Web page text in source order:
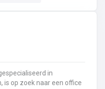
eveneens tot jouw
veranderingen.
in
is op zoek naar een office